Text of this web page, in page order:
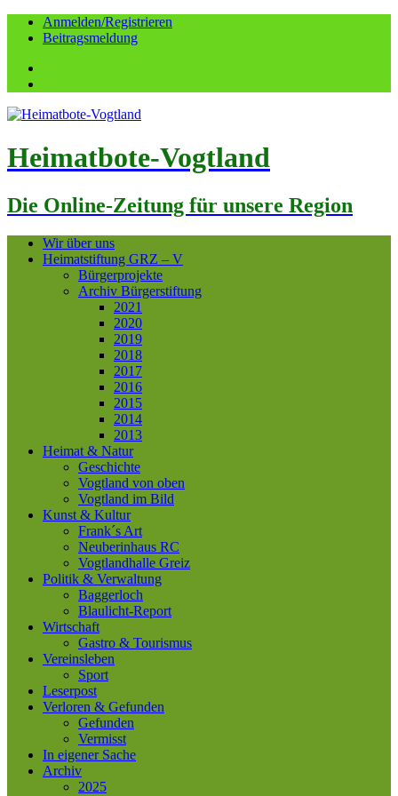
Anmelden/Registrieren
Beitragsmeldung
Heimatbote-Vogtland
Die Online-Zeitung für unsere Region
Wir über uns
Heimatstiftung GRZ – V
Bürgerprojekte
Archiv Bürgerstiftung
2021
2020
2019
2018
2017
2016
2015
2014
2013
Heimat & Natur
Geschichte
Vogtland von oben
Vogtland im Bild
Kunst & Kultur
Frank´s Art
Neuberinhaus RC
Vogtlandhalle Greiz
Politik & Verwaltung
Baggerloch
Blaulicht-Report
Wirtschaft
Gastro & Tourismus
Vereinsleben
Sport
Leserpost
Verloren & Gefunden
Gefunden
Vermisst
In eigener Sache
Archiv
2025